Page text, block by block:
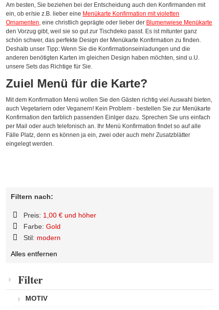
Am besten, Sie beziehen bei der Entscheidung auch den Konfirmanden mit
ein, ob er/sie z.B. lieber eine Menükarte Konfirmation mit violetten
Ornamenten, eine christlich geprägte oder lieber der Blumenwiese Menükarte
den Vorzug gibt, weil sie so gut zur Tischdeko passt. Es ist mitunter ganz
schön schwer, das perfekte Design der Menükarte Konfirmation zu finden.
Deshalb unser Tipp: Wenn Sie die Konfirmationseinladungen und die
anderen benötigten Karten im gleichen Design haben möchten, sind u.U.
unsere Sets das Richtige für Sie.
Zuiel Menü für die Karte?
Mit dem Konfirmation Menü wollen Sie den Gästen richtig viel Auswahl bieten,
auch Vegetariern oder Veganern! Kein Problem - bestellen Sie zur Menükarte
Konfirmation den farblich passenden Einlger dazu. Sprechen Sie uns einfach
per Mail oder auch telefonisch an. Ihr Menü Konfirmation findet so auf alle
Fälle Platz, denn es können ja ein, zwei oder auch mehr Zusatzblätter
eingelegt werden.
Filtern nach:
Preis: 1,00 € und höher
Diesen
Artikel
entfernen
Farbe: Gold
Diesen
entfernen
Stil: modern
Artikel
Alles entfernen
Filter
MOTIV